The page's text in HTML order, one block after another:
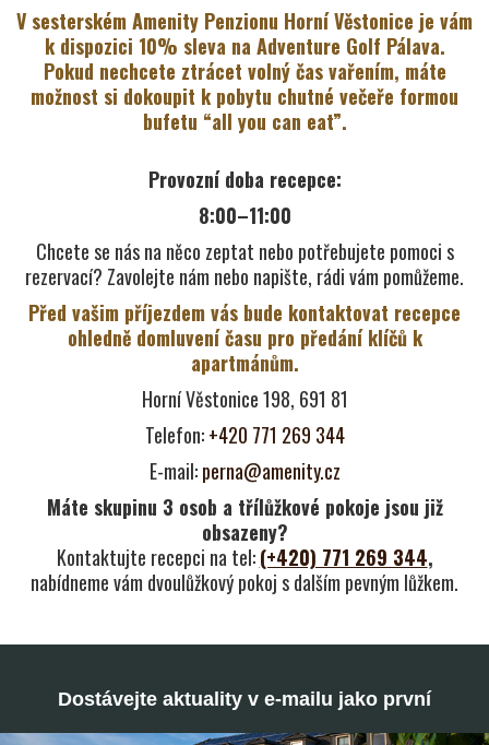
V sesterském Amenity Penzionu Horní Věstonice je vám
k dispozici 10% sleva na Adventure Golf Pálava.
Pokud nechcete ztrácet volný čas vařením, máte
možnost si dokoupit k pobytu chutné večeře formou
bufetu “all you can eat”.
Provozní doba recepce:
8:00–11:00
Chcete se nás na něco zeptat nebo potřebujete pomoci s
rezervací? Zavolejte nám nebo napište, rádi vám pomůžeme.
Před vašim příjezdem vás bude kontaktovat recepce
ohledně domluvení času pro předání klíčů k
apartmánům.
Horní Věstonice 198, 691 81
Telefon:+420 771 269 344
E-mail:perna@amenity.cz
Máte skupinu 3 osob a třílůžkové pokoje jsou již
obsazeny?
Kontaktujte recepci na tel:(+420) 771 269 344,
nabídneme vám dvoulůžkový pokoj s dalším pevným lůžkem.
Dostávejte aktuality v e-mailu jako první